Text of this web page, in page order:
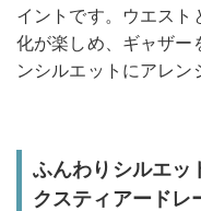
イントです。ウエス
化が楽しめ、ギャザー
ンシルエットにアレン
ふんわりシルエ
クスティアードレ